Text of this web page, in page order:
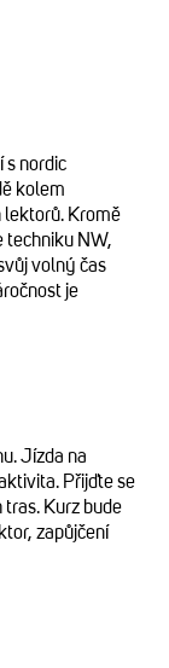
s nordic
kolem
lektorů. Kromě
techniku NW,
volný čas
je
Jízda na
Přijďte se
tras. Kurz bude
zapůjčení